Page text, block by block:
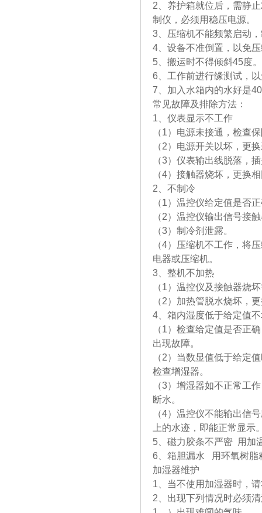
2、养护箱就位后，需静
制仪，必
3、压缩机不能频繁启动
4、设备不准倒置，以免
5、搬运时不得倾斜45度。
6、工作前进行缘测试，
7、加入水箱内的水好是
常见故障及排除方法：
1、仪表显示不工作
（1）电源未接通，检查
（2）电源开关以坏，更
（3）仪表输出线脱落，
（4）接触器烧坏，更换
2、不制冷
（1）温控仪给定值是否
（2）温控仪输出信号接
（3）制冷剂泄露。
（4）压缩机不工作，将
电器或压缩机。
3、整机不加热
（1）温控仪及接触器烧
（2）加热管脱水烧坏，
4、箱内湿度低于给定值
（1）检查给定值是否正
出现故障。
（2）当数显值低于给定
检查增湿器。
（3）增湿器如不正常工
断水。
（4）温控仪不能输出信
上的水迹，即能正常显示
5、磁力胶条不严密 用加
6、箱胆漏水 用环氧树脂
加湿器维护
1、当不使用加湿器时，
2、出现下列情况时必须